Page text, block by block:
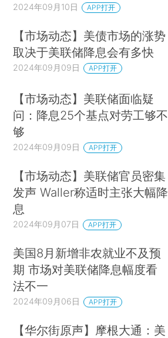
2024年09月10日 APP打开
【市场动态】美债市场的涨势
取决于美联储降息会有多快
2024年09月09日 APP打开
【市场动态】美联储面临疑
问：降息25个基点对劳工够不
够
2024年09月09日 APP打开
【市场动态】美联储官员密集
发声 Waller称适时主张大幅降
息
2024年09月07日 APP打开
美国8月新增非农就业不及预
期 市场对美联储降息幅度看
法不一
2024年09月06日 APP打开
【华尔街原声】摩根大通：美